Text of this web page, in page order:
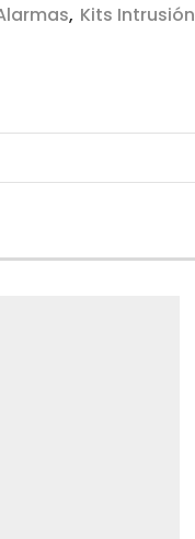
, Kits Intrusión